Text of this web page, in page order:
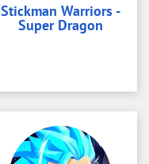
Stickman Warriors -
Super Dragon